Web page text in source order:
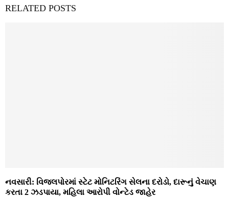
RELATED POSTS
નવસારી: વિજલપોરમાં સ્ટેટ મોનિટરિંગ સેલના દરોડો, દારૂનું વેચાણ
કરતા 2 ઝડપાયા, મહિલા આરોપી વોન્ટેડ જાહેર